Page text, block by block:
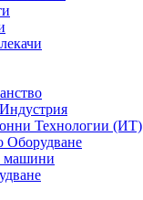
Технологии (ИТ)
Оборудване
машини